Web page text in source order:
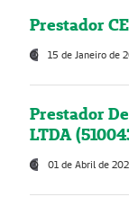
Prestador
15 de Janeiro de
Prestador
LTDA
01 de Abril de